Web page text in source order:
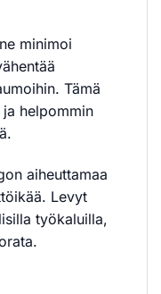
minimoi
Tämä
helpommin
aiheuttamaa
Levyt
työkaluilla,